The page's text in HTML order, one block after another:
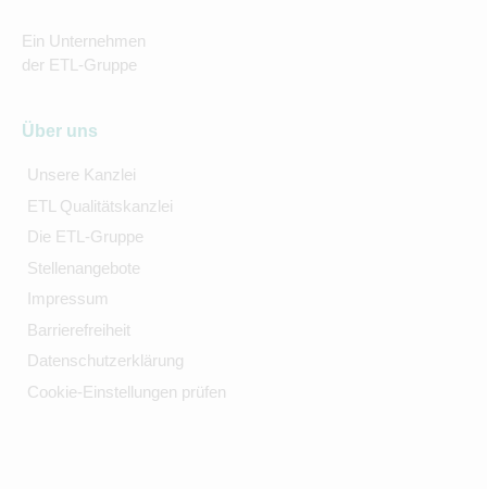
Ein Unternehmen
der ETL-Gruppe
Über uns
Unsere Kanzlei
ETL Qualitätskanzlei
Die ETL-Gruppe
Stellenangebote
Impressum
Barrierefreiheit
Datenschutzerklärung
Cookie-Einstellungen prüfen